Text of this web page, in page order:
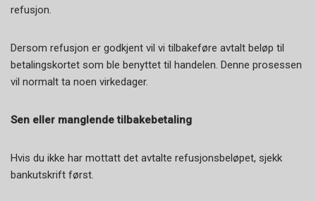
refusjon.
Dersom refusjon er godkjent vil vi tilbakeføre avtalt beløp til
betalingskortet som ble benyttet til handelen. Denne prosessen
vil normalt ta noen virkedager.
Sen eller manglende tilbakebetaling
Hvis du ikke har mottatt det avtalte refusjonsbeløpet, sjekk
bankutskrift først.